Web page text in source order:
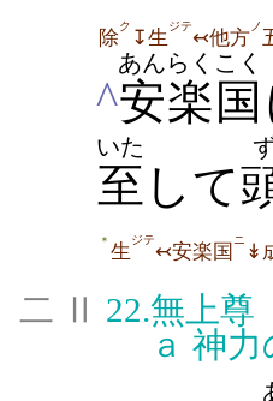
除ク ↧生 ジテ↢他方ノ
^安楽
あんらく
国
こく
至
いた
して
＊ 生 ジテ↢安楽国 ニ ↡
二 Ⅱ 22.無上尊
ａ 神力